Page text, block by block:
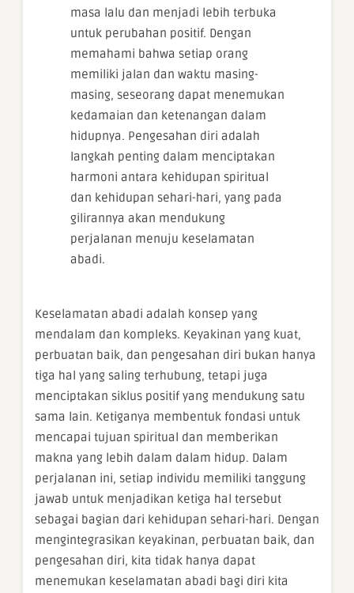
masa lalu dan menjadi lebih terbuka
untuk perubahan positif. Dengan
memahami bahwa setiap orang
memiliki jalan dan waktu masing-
masing, seseorang dapat menemukan
kedamaian dan ketenangan dalam
hidupnya. Pengesahan diri adalah
langkah penting dalam menciptakan
harmoni antara kehidupan spiritual
dan kehidupan sehari-hari, yang pada
gilirannya akan mendukung
perjalanan menuju keselamatan
abadi.
Keselamatan abadi adalah konsep yang
mendalam dan kompleks. Keyakinan yang kuat,
perbuatan baik, dan pengesahan diri bukan hanya
tiga hal yang saling terhubung, tetapi juga
menciptakan siklus positif yang mendukung satu
sama lain. Ketiganya membentuk fondasi untuk
mencapai tujuan spiritual dan memberikan
makna yang lebih dalam dalam hidup. Dalam
perjalanan ini, setiap individu memiliki tanggung
jawab untuk menjadikan ketiga hal tersebut
sebagai bagian dari kehidupan sehari-hari. Dengan
mengintegrasikan keyakinan, perbuatan baik, dan
pengesahan diri, kita tidak hanya dapat
menemukan keselamatan abadi bagi diri kita